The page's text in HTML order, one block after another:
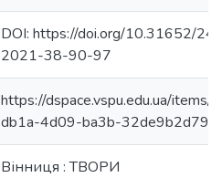
DOI: https://doi.org/10.31652/
2021-38-90-97
https://dspace.vspu.edu.ua/items/
db1a-4d09-ba3b-
Вінниця : ТВОРИ